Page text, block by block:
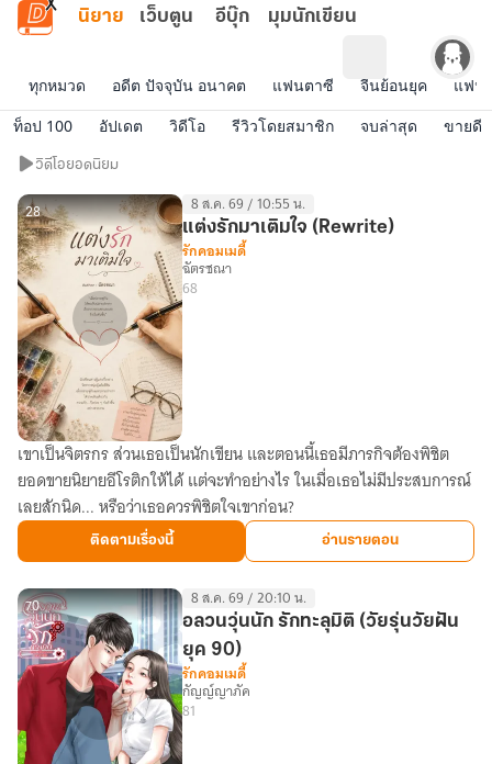
ข้ามไปยังเนื้อหาหลัก
นิยาย เว็บตูน อีบุ๊ก มุมนักเขียน
ทุกหมวด อดีต ปัจจุบัน อนาคต แฟนตาซี จีนย้อนยุค
แฟน
ท็อป 100
อัปเดต วิดีโอ รีวิวโดยสมาชิก จบล่าสุด ขายดี
วิดีโอ
ยอด
นิยม
วิดีโอยอดนิยม
แต่ง
รัก
มา
เติม
ใจ
(Rewrite)
28 8 ส.ค. 69 / 10:55 น.
แต่งรักมาเติมใจ (Rewrite)
รักคอมเมดี้
ฉัตรชณา
68
เขาเป็นจิตรกร ส่วนเธอเป็นนักเขียน และตอนนี้เธอมีภารกิจต้องพิชิต
ยอดขายนิยายอีโรติกให้ได้ แต่จะทำอย่างไร ในเมื่อเธอไม่มีประสบการณ์
เลยสักนิด... หรือว่าเธอควรพิชิตใจเขาก่อน?
ติดตามเรื่องนี้ อ่านรายตอน
70 8 ส.ค. 69 / 20:10 น.
อลวนวุ่นนัก รักทะลุมิติ (วัยรุ่นวัยฝัน
ยุค 90)
รักคอมเมดี้
กัญญ์ญาภัค
81